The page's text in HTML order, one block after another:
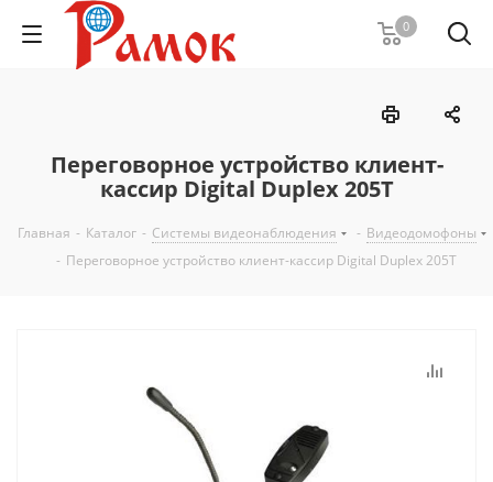
0
Переговорное устройство клиент-
кассир Digital Duplex 205Т
Главная - Каталог - Системы видеонаблюдения - Видеодомофоны
- Переговорное устройство клиент-кассир Digital Duplex 205Т